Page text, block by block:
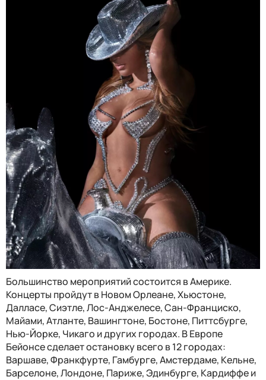
Большинство мероприятий состоится в Америке.
Концерты пройдут в Новом Орлеане, Хьюстоне,
Далласе, Сиэтле, Лос-Анджелесе, Сан-Франциско,
Майами, Атланте, Вашингтоне, Бостоне, Питтсбурге,
Нью-Йорке, Чикаго и других городах. В Европе
Бейонсе сделает остановку всего в 12 городах:
Варшаве, Франкфурте, Гамбурге, Амстердаме, Кельне,
Барселоне, Лондоне, Париже, Эдинбурге, Кардиффе и